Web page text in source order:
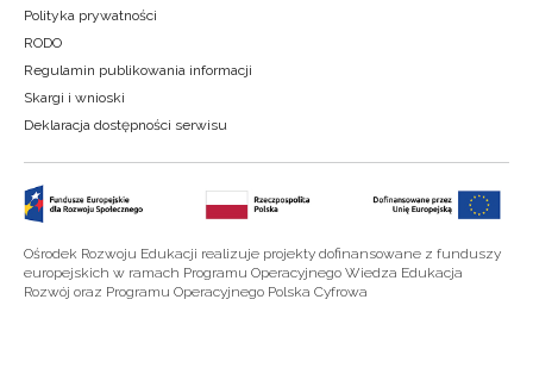
Polityka prywatności
RODO
Regulamin publikowania informacji
Skargi i wnioski
Deklaracja dostępności serwisu
Ośrodek Rozwoju Edukacji realizuje projekty dofinansowane z funduszy
europejskich w ramach Programu Operacyjnego Wiedza Edukacja
Rozwój oraz Programu Operacyjnego Polska Cyfrowa